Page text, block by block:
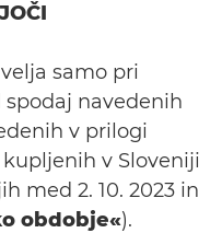
samo pri
navedenih
v prilogi
kupljenih v Sloveniji
med 2. 10. 2023 in
obdobje«).